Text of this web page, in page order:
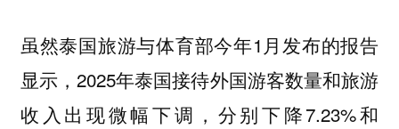
虽然泰国旅游与体育部今年1月发布的报告
显示，2025年泰国接待外国游客数量和旅游
收入出现微幅下调，分别下降7.23%和